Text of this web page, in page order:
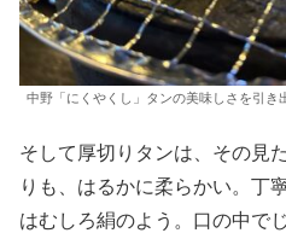
中野「にくやくし」タンの美味しさを引き
そして厚切りタンは、その見
りも、はるかに柔らかい。丁
はむしろ絹のよう。口の中で